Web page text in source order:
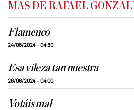
MÁS DE RAFAEL
Flamenco
24/08/2024 - 04:30
Esa vileza tan nuestra
26/06/2024 - 04:00
Votáis mal